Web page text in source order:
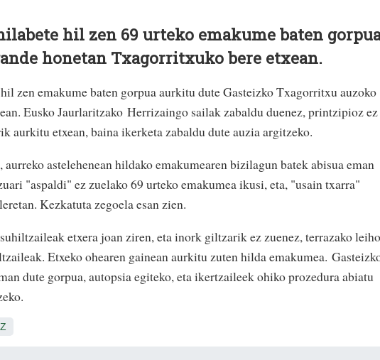
hil zen 69 urteko emakume baten
honetan Txagorritxuko bere etxean.
zen emakume baten gorpua aurkitu dute Gasteizko Txagorritxu auzoko
Eusko Jaurlaritzako Herrizaingo sailak zabaldu duenez, printzipioz ez
aurkitu etxean, baina ikerketa zabaldu dute auzia argitzeko.
astelehenean hildako emakumearen bizilagun batek abisua eman
"aspaldi" ez zuelako 69 urteko emakumea ikusi, eta, "usain txarra"
Kezkatuta zegoela esan zien.
etxera joan ziren, eta inork giltzarik ez zuenez, terrazako leiho
Etxeko ohearen gainean aurkitu zuten hilda emakumea.
dute gorpua, autopsia egiteko, eta ikertzaileek ohiko prozedura abiatu